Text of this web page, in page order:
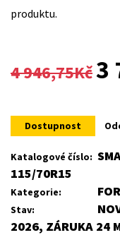
produktu.
4 946,75Kč
4
3
Dostupnost
Katalogové číslo:
115/70R15
Kategorie:
Stav:
2026, ZÁRUKA 24